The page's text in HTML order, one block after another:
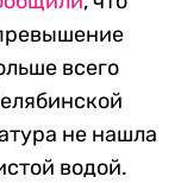
всего
не нашла
водой.